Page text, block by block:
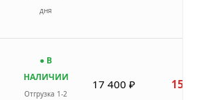
дня
● В
НАЛИЧИИ
Отгрузка 1-2
17 400 ₽ 15